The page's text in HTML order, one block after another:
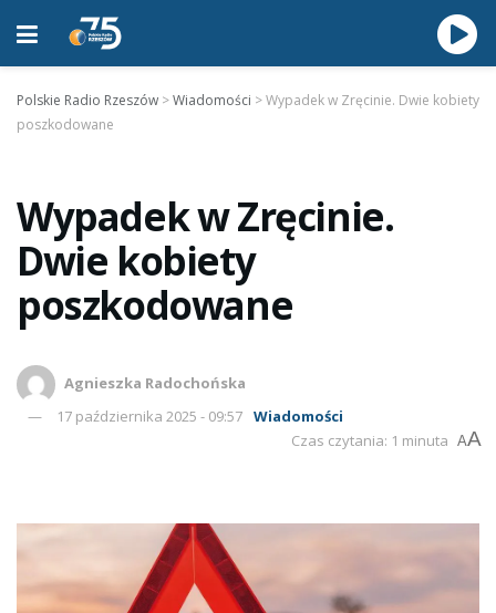
Polskie Radio Rzeszów >Wiadomości >Wypadek w Zręcinie. Dwie kobiety
poszkodowane
Wypadek w Zręcinie.
Dwie kobiety
poszkodowane
Agnieszka Radochońska
17 października 2025 - 09:57 Wiadomości
Czas czytania: 1 minuta AA